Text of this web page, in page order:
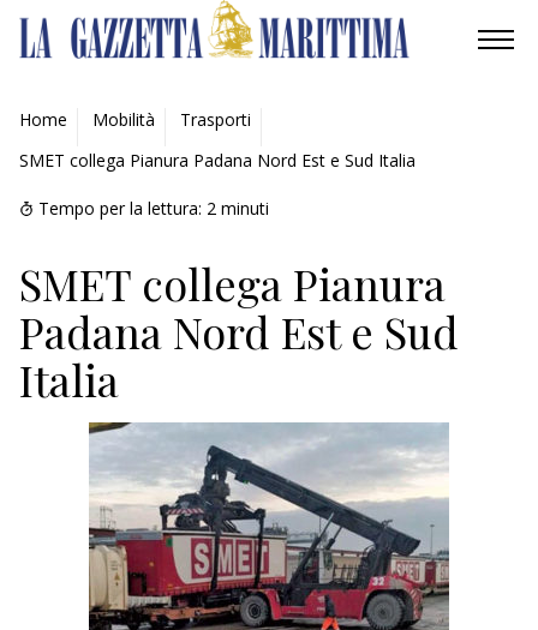
AMBIENTE
MOBILITÀ
INDUSTRIA
RICERCA
ECONOMIA
TURISMO
NAUTICA
EDITORIALI
Home Mobilità
Trasporti
SMET collega Pianura Padana Nord Est e Sud Italia
Tempo per la lettura: 2 minuti
SMET collega Pianura
Padana Nord Est e Sud
Italia